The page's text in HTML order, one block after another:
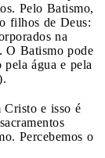
Pelo Batismo,
filhos de Deus:
na
O Batismo pode
água e pela
Cristo e isso é
Percebemos o